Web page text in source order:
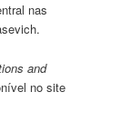
nas
and
no site